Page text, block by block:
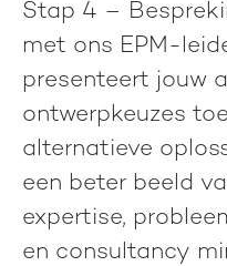
Stap 4 –
met ons EPM-
presenteert jouw
ontwerpkeuzes
alternatieve
een beter beeld
expertise,
en consultancy